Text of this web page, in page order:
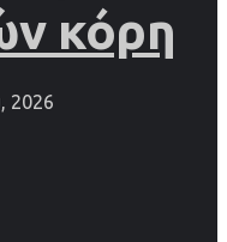
κόρη
2026